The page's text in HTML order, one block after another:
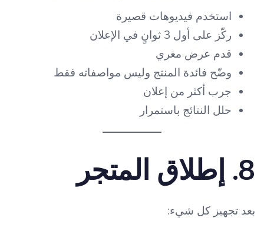
استخدم فيديوهات قصيرة
ركّز على أول 3 ثوانٍ في الإعلان
قدم عرض مغري
وضّح فائدة المنتج وليس مواصفاته فقط
جرب أكثر من إعلان
حلل النتائج باستمرار
8. إطلاق المتجر
بعد تجهيز كل شيء: